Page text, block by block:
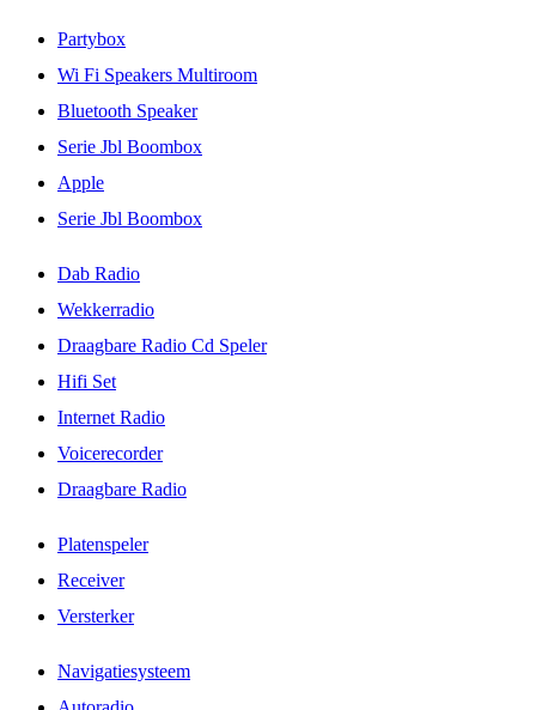
Partybox
Wi Fi Speakers Multiroom
Bluetooth Speaker
Serie Jbl Boombox
Apple
Serie Jbl Boombox
Dab Radio
Wekkerradio
Draagbare Radio Cd Speler
Hifi Set
Internet Radio
Voicerecorder
Draagbare Radio
Platenspeler
Receiver
Versterker
Navigatiesysteem